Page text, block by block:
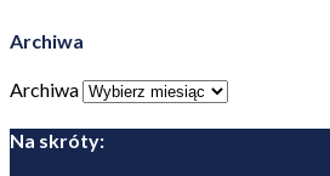
Archiwa
Archiwa
Na skróty: